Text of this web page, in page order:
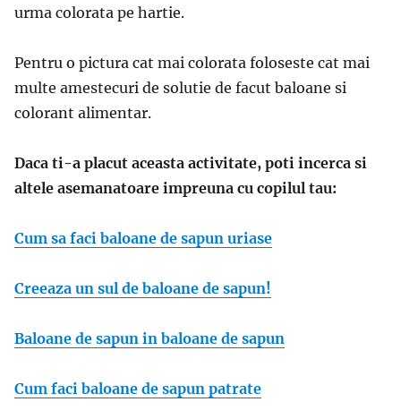
urma colorata pe hartie.
Pentru o pictura cat mai colorata foloseste cat mai
multe amestecuri de solutie de facut baloane si
colorant alimentar.
Daca ti-a placut aceasta activitate, poti incerca si
altele asemanatoare impreuna cu copilul tau:
Cum sa faci baloane de sapun uriase
Creeaza un sul de baloane de sapun!
Baloane de sapun in baloane de sapun
Cum faci baloane de sapun patrate